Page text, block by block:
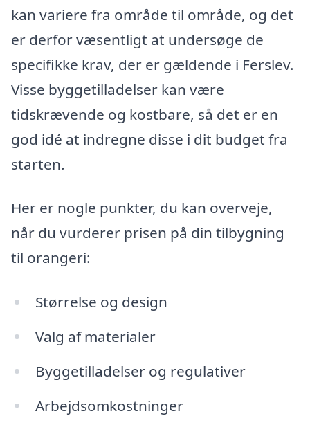
kan variere fra område til område, og det
er derfor væsentligt at undersøge de
specifikke krav, der er gældende i Ferslev.
Visse byggetilladelser kan være
tidskrævende og kostbare, så det er en
god idé at indregne disse i dit budget fra
starten.
Her er nogle punkter, du kan overveje,
når du vurderer prisen på din tilbygning
til orangeri:
Størrelse og design
Valg af materialer
Byggetilladelser og regulativer
Arbejdsomkostninger